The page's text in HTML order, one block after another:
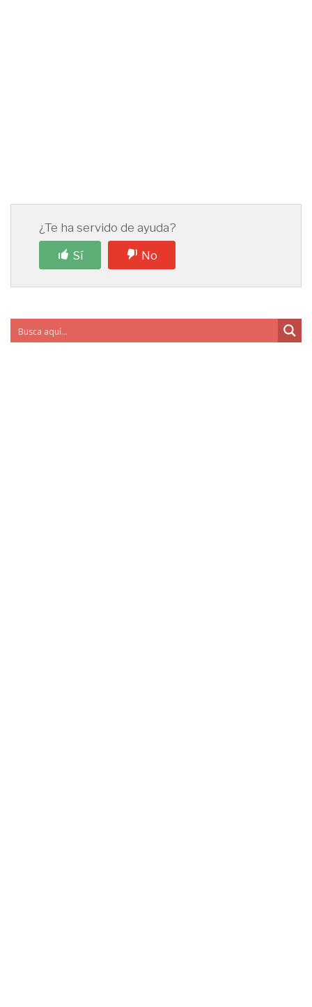
¿Te ha servido de ayuda?
Sí
No